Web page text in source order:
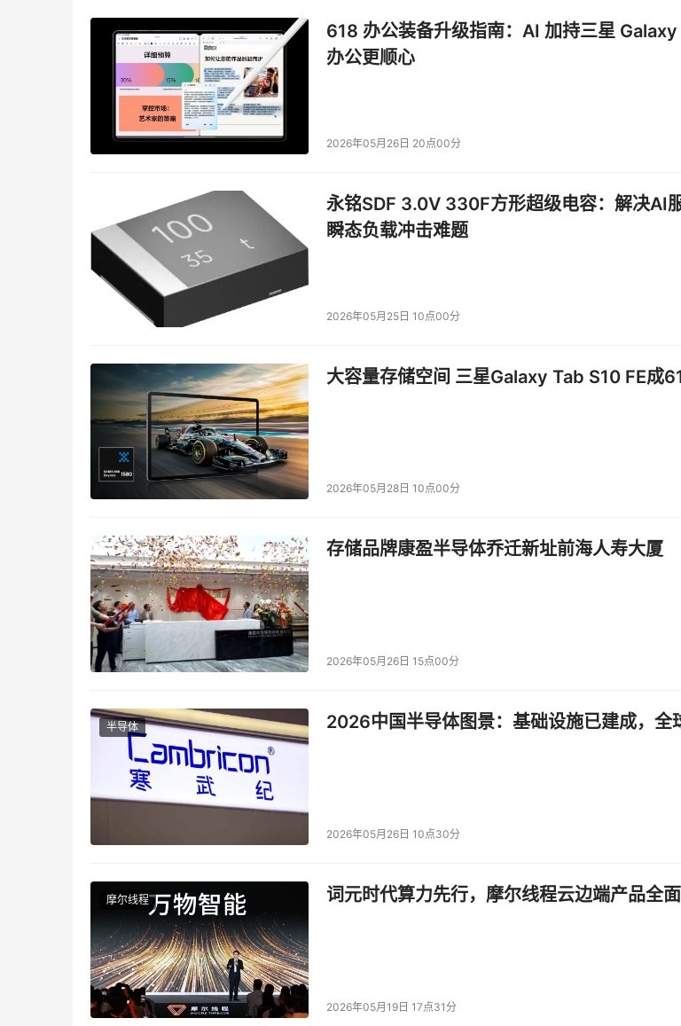
618 办公装备升级指南：AI 加持三星
办公更顺心
2026年05月26日 20点00分
永铭SDF 3.0V 330F方形超级电容：解决AI
瞬态负载冲击难题
2026年05月25日 10点00分
大容量存储空间 三星Galaxy Tab S10 FE成
2026年05月28日 10点00分
存储品牌康盈半导体乔迁新址前海人寿大厦
2026年05月26日 15点00分
半导体 2026中国半导体图景：基础设施已建成，全
2026年05月26日 10点30分
摩尔线程 词元时代算力先行，摩尔线程云边端产品全
2026年05月19日 17点31分